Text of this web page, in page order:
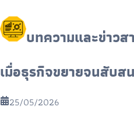
บทความและข่าวส
เมื่อธุรกิจขยายจนสับ
25/05/2026